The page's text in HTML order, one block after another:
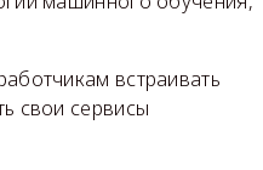
встраивать
свои сервисы